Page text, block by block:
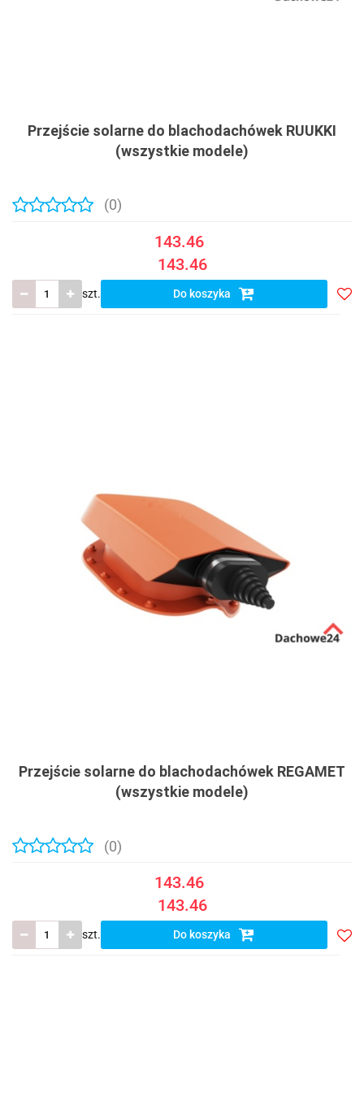
Przejście solarne do blachodachówek RUUKKI
(wszystkie modele)
(0)
143.46
143.46
szt. Do koszyka
Przejście solarne do blachodachówek REGAMET
(wszystkie modele)
(0)
143.46
143.46
szt. Do koszyka